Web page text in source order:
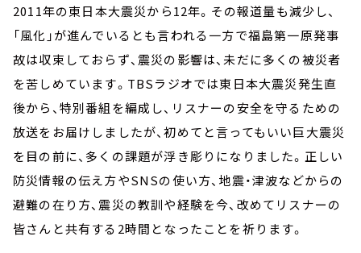
2011年の東日本大震災から12年。その報道量も減少し、
「風化」が進んでいるとも言われる一方で福島第一原発事
故は収束しておらず、震災の影響は、未だに多くの被災者
を苦しめています。TBSラジオでは東日本大震災発生直
後から、特別番組を編成し、リスナーの安全を守るための
放送をお届けしましたが、初めてと言ってもいい巨大震災
を目の前に、多くの課題が浮き彫りになりました。正しい
防災情報の伝え方やSNSの使い方、地震・津波などからの
避難の在り方、震災の教訓や経験を今、改めてリスナーの
皆さんと共有する2時間となったことを祈ります。